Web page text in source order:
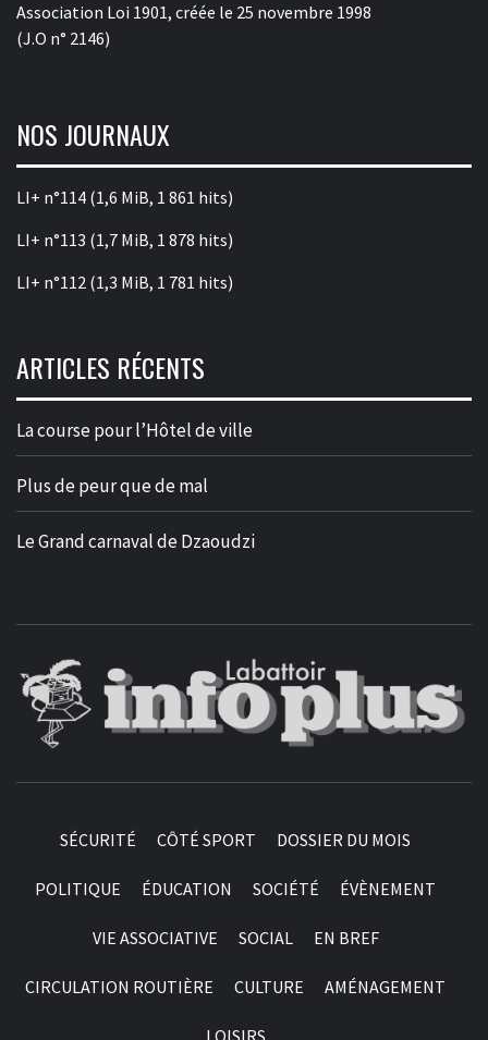
Association Loi 1901, créée le 25 novembre 1998
(J.O n° 2146)
NOS JOURNAUX
LI+ n°114 (1,6 MiB, 1 861 hits)
LI+ n°113 (1,7 MiB, 1 878 hits)
LI+ n°112 (1,3 MiB, 1 781 hits)
ARTICLES RÉCENTS
La course pour l’Hôtel de ville
Plus de peur que de mal
Le Grand carnaval de Dzaoudzi
SÉCURITÉ CÔTÉ SPORT DOSSIER DU MOIS
POLITIQUE ÉDUCATION SOCIÉTÉ ÉVÈNEMENT
VIE ASSOCIATIVE SOCIAL EN BREF
CIRCULATION ROUTIÈRE CULTURE AMÉNAGEMENT
LOISIRS